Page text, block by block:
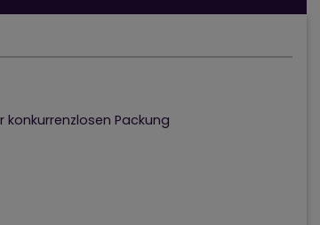
Packung